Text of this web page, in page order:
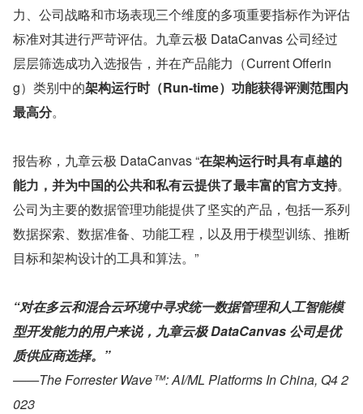
力、公司战略和市场表现三个维度的多项重要指标作为评估
标准对其进行严苛评估。九章云极 DataCanvas 公司经过
层层筛选成功入选报告，并在产品能力（Current Offerin
g）类别中的架构运行时（Run-time）功能获得评测范围内
最高分。
报告称，九章云极 DataCanvas “在架构运行时具有卓越的
能力，并为中国的公共和私有云提供了最丰富的官方支持。
公司为主要的数据管理功能提供了坚实的产品，包括一系列
数据探索、数据准备、功能工程，以及用于模型训练、推断
目标和架构设计的工具和算法。”
“对在多云和混合云环境中寻求统一数据管理和人工智能模
型开发能力的用户来说，九章云极 DataCanvas 公司是优
质供应商选择。”
——The Forrester Wave™: AI/ML Platforms In China, Q4 2
023